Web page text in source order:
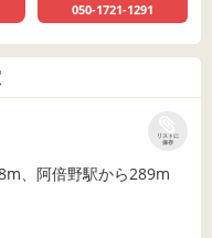
050-1721-1291
リストに
保存
、阿倍野駅から289m